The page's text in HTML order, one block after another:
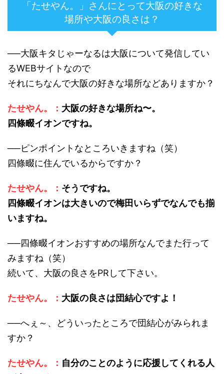
「たせやん。」さんにとって大阪の好きな
場所や大阪の良さは？
──大阪キタじゃーなるは大阪について発信してい
るWEBサイトなので
それにちなんで大阪の好きな場所などありますか？
たせやん。： 大阪の好きな場所ね〜。
四條畷イオンですね。
──ピンポイントなところいきますね（笑）
四條畷に住んでいるからですか？
たせやん。： そうですね。
四條畷イオンは大きいので梅田いらずでなんでも揃
いますね。
──四條畷イオンおすすめの場所なんでまた行って
みますね（笑）
続いて、大阪の良さをPRして下さい。
たせやん。： 大阪の良さは団結心ですよ！
──へぇ～、どういったところで団結心がみられま
すか？
たせやん。： 自分のことのように応援してくれる人